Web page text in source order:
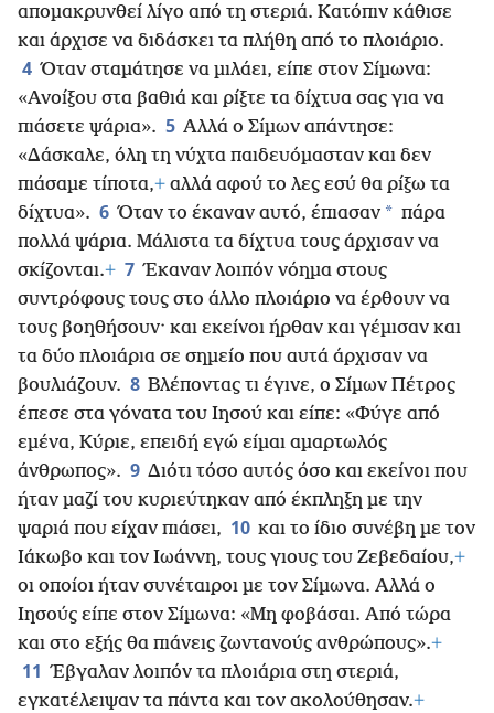
απομακρυνθεί λίγο από τη στεριά. Κατόπιν κάθισε
και άρχισε να διδάσκει τα πλήθη από το πλοιάριο.
4 Όταν σταμάτησε να μιλάει, είπε στον Σίμωνα:
«Ανοίξου στα βαθιά και ρίξτε τα δίχτυα σας για να
πιάσετε ψάρια». 5 Αλλά ο Σίμων απάντησε:
«Δάσκαλε, όλη τη νύχτα παιδευόμασταν και δεν
πιάσαμε τίποτα,+ αλλά αφού το λες εσύ θα ρίξω τα
δίχτυα». 6 Όταν το έκαναν αυτό, έπιασαν * πάρα
πολλά ψάρια. Μάλιστα τα δίχτυα τους άρχισαν να
σκίζονται.+ 7 Έκαναν λοιπόν νόημα στους
συντρόφους τους στο άλλο πλοιάριο να έρθουν να
τους βοηθήσουν· και εκείνοι ήρθαν και γέμισαν και
τα δύο πλοιάρια σε σημείο που αυτά άρχισαν να
βουλιάζουν. 8 Βλέποντας τι έγινε, ο Σίμων Πέτρος
έπεσε στα γόνατα του Ιησού και είπε: «Φύγε από
εμένα, Κύριε, επειδή εγώ είμαι αμαρτωλός
άνθρωπος». 9 Διότι τόσο αυτός όσο και εκείνοι που
ήταν μαζί του κυριεύτηκαν από έκπληξη με την
ψαριά που είχαν πιάσει, 10 και το ίδιο συνέβη με τον
Ιάκωβο και τον Ιωάννη, τους γιους του Ζεβεδαίου,+
οι οποίοι ήταν συνέταιροι με τον Σίμωνα. Αλλά ο
Ιησούς είπε στον Σίμωνα: «Μη φοβάσαι. Από τώρα
και στο εξής θα πιάνεις ζωντανούς ανθρώπους».+
11 Έβγαλαν λοιπόν τα πλοιάρια στη στεριά,
εγκατέλειψαν τα πάντα και τον ακολούθησαν.+